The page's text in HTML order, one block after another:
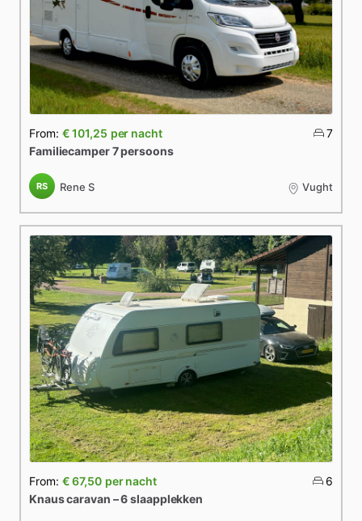
From: € 101,25 per nacht
7
Familiecamper7persoons
RS Rene S Vught
From: € 67,50 per nacht
6
Knauscaravan –6slaapplekken